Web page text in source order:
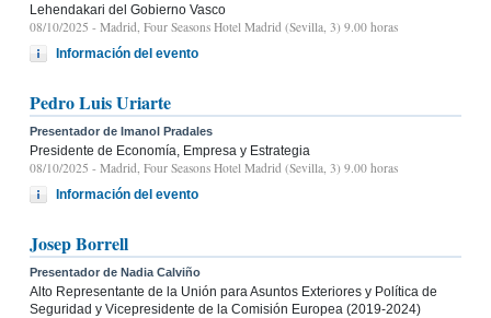
Lehendakari del Gobierno Vasco
08/10/2025 - Madrid, Four Seasons Hotel Madrid (Sevilla, 3) 9.00 horas
Información del evento
Pedro Luis Uriarte
Presentador de Imanol Pradales
Presidente de Economía, Empresa y Estrategia
08/10/2025 - Madrid, Four Seasons Hotel Madrid (Sevilla, 3) 9.00 horas
Información del evento
Josep Borrell
Presentador de Nadia Calviño
Alto Representante de la Unión para Asuntos Exteriores y Política de
Seguridad y Vicepresidente de la Comisión Europea (2019-2024)